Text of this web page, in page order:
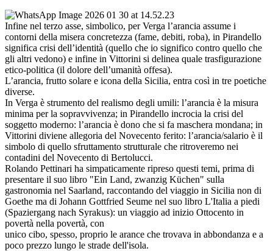
Infine nel terzo asse, simbolico, per Verga l’arancia assume i
contorni della misera concretezza (fame, debiti, roba), in Pirandello
significa crisi dell’identità (quello che io significo contro quello che
gli altri vedono) e infine in Vittorini si delinea quale trasfigurazione
etico-politica (il dolore dell’umanità offesa).
L’arancia, frutto solare e icona della Sicilia, entra così in tre poetiche
diverse.
In Verga è strumento del realismo degli umili: l’arancia è la misura
minima per la sopravvivenza; in Pirandello incrocia la crisi del
soggetto moderno: l’arancia è dono che si fa maschera mondana; in
Vittorini diviene allegoria del Novecento ferito: l’arancia/salario è il
simbolo di quello sfruttamento strutturale che ritroveremo nei
contadini del Novecento di Bertolucci.
Rolando Pettinari ha simpaticamente ripreso questi temi, prima di
presentare il suo libro "Ein Land, zwanzig Küchen" sulla
gastronomia nel Saarland, raccontando del viaggio in Sicilia non di
Goethe ma di Johann Gottfried Seume nel suo libro L'Italia a piedi
(Spaziergang nach Syrakus): un viaggio ad inizio Ottocento in
povertà nella povertà, con
unico cibo, spesso, proprio le arance che trovava in abbondanza e a
poco prezzo lungo le strade dell'isola.